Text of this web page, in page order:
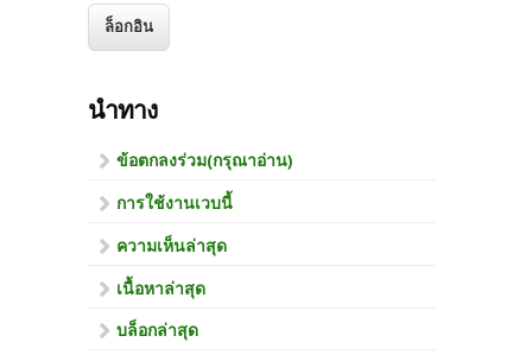
นำทาง
ข้อตกลงร่วม(กรุณาอ่าน)
การใช้งานเวบนี้
ความเห็นล่าสุด
เนื้อหาล่าสุด
บล็อกล่าสุด